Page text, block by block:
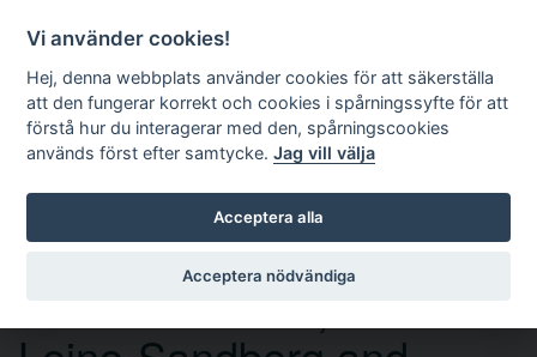
Sök
Vi använder cookies!
Hej, denna webbplats använder cookies för att säkerställa
att den fungerar korrekt och cookies i spårningssyfte för att
förstå hur du interagerar med den, spårningscookies
används först efter samtycke.Jag vill välja
Acceptera alla
Acceptera nödvändiga